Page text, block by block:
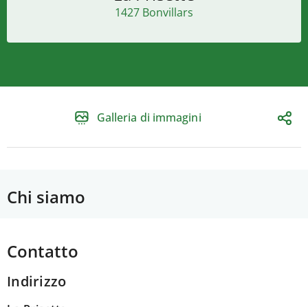
1427 Bonvillars
Galleria di immagini
Chi siamo
Contatto
Indirizzo